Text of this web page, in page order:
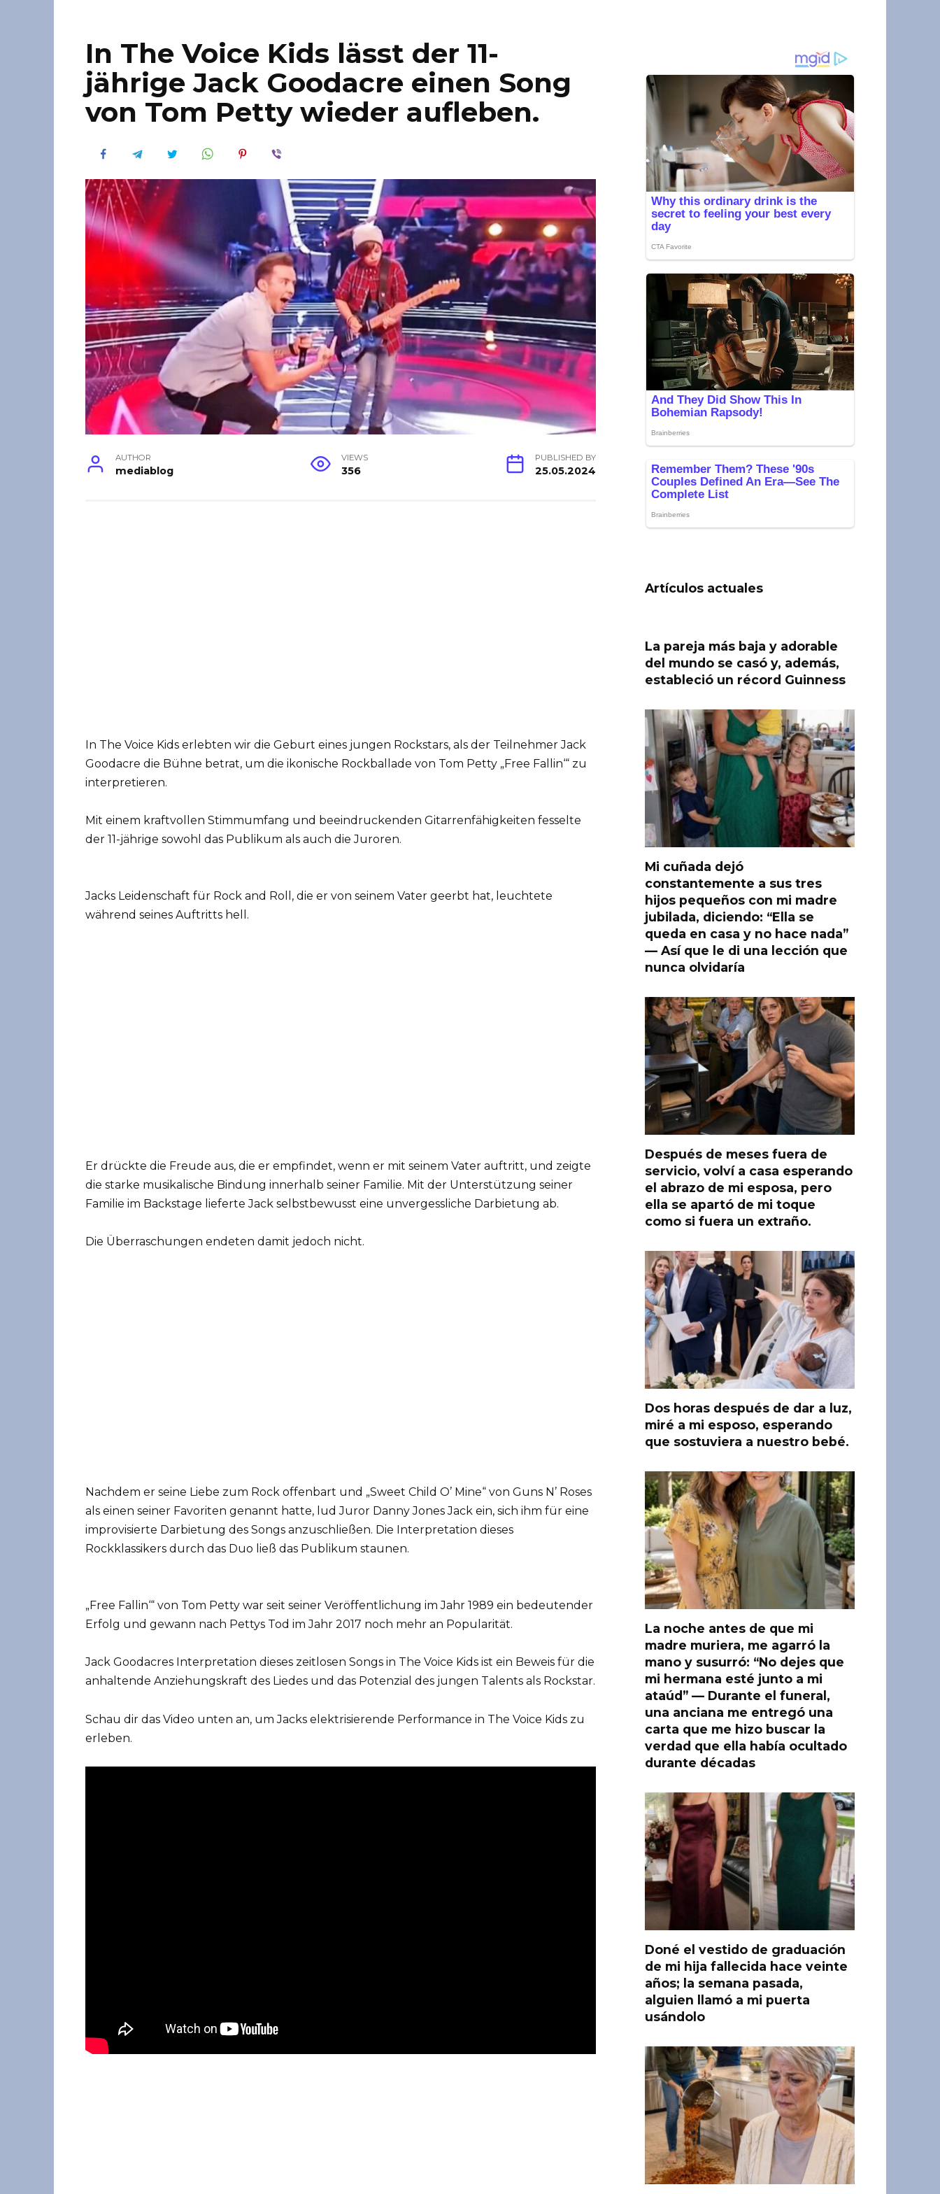
In The Voice Kids lässt der 11-
jährige Jack Goodacre einen Song
von Tom Petty wieder aufleben.
AUTHOR
mediablog
VIEWS
356
PUBLISHED BY
25.05.2024
In The Voice Kids erlebten wir die Geburt eines jungen Rockstars, als der Teilnehmer Jack
Goodacre die Bühne betrat, um die ikonische Rockballade von Tom Petty „Free Fallin‘“ zu
interpretieren.
Mit einem kraftvollen Stimmumfang und beeindruckenden Gitarrenfähigkeiten fesselte
der 11-jährige sowohl das Publikum als auch die Juroren.
Jacks Leidenschaft für Rock and Roll, die er von seinem Vater geerbt hat, leuchtete
während seines Auftritts hell.
Er drückte die Freude aus, die er empfindet, wenn er mit seinem Vater auftritt, und zeigte
die starke musikalische Bindung innerhalb seiner Familie. Mit der Unterstützung seiner
Familie im Backstage lieferte Jack selbstbewusst eine unvergessliche Darbietung ab.
Die Überraschungen endeten damit jedoch nicht.
Nachdem er seine Liebe zum Rock offenbart und „Sweet Child O’ Mine“ von Guns N’ Roses
als einen seiner Favoriten genannt hatte, lud Juror Danny Jones Jack ein, sich ihm für eine
improvisierte Darbietung des Songs anzuschließen. Die Interpretation dieses
Rockklassikers durch das Duo ließ das Publikum staunen.
„Free Fallin‘“ von Tom Petty war seit seiner Veröffentlichung im Jahr 1989 ein bedeutender
Erfolg und gewann nach Pettys Tod im Jahr 2017 noch mehr an Popularität.
Jack Goodacres Interpretation dieses zeitlosen Songs in The Voice Kids ist ein Beweis für die
anhaltende Anziehungskraft des Liedes und das Potenzial des jungen Talents als Rockstar.
Schau dir das Video unten an, um Jacks elektrisierende Performance in The Voice Kids zu
erleben.
Artículos actuales
La pareja más baja y adorable
del mundo se casó y, además,
estableció un récord Guinness
Mi cuñada dejó
constantemente a sus tres
hijos pequeños con mi madre
jubilada, diciendo: “Ella se
queda en casa y no hace nada”
— Así que le di una lección que
nunca olvidaría
Después de meses fuera de
servicio, volví a casa esperando
el abrazo de mi esposa, pero
ella se apartó de mi toque
como si fuera un extraño.
Dos horas después de dar a luz,
miré a mi esposo, esperando
que sostuviera a nuestro bebé.
La noche antes de que mi
madre muriera, me agarró la
mano y susurró: “No dejes que
mi hermana esté junto a mi
ataúd” — Durante el funeral,
una anciana me entregó una
carta que me hizo buscar la
verdad que ella había ocultado
durante décadas
Doné el vestido de graduación
de mi hija fallecida hace veinte
años; la semana pasada,
alguien llamó a mi puerta
usándolo